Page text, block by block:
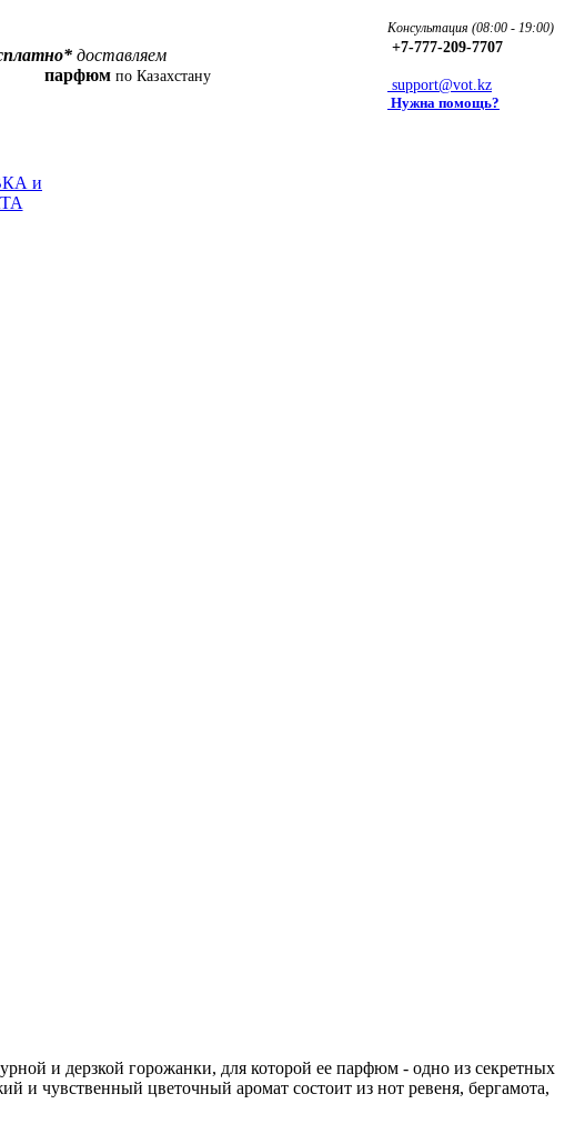
доставляем
парфюм по Казахстану
Консультация (08:00 - 19:00)
+7-777-209-7707
support@vot.kz
Нужна помощь?
и
и дерзкой горожанки, для которой ее парфюм - одно из секретных
чувственный цветочный аромат состоит из нот ревеня, бергамота,